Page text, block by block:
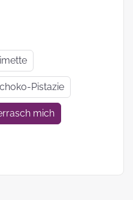
Pistazie
mich